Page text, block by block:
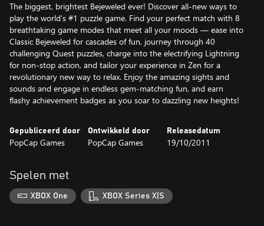
The biggest, brightest Bejeweled ever! Discover all-new ways to
play the world’s #1 puzzle game. Find your perfect match with 8
breathtaking game modes that meet all your moods — ease into
Classic Bejeweled for cascades of fun, journey through 40
challenging Quest puzzles, charge into the electrifying Lightning
for non-stop action, and tailor your experience in Zen for a
revolutionary new way to relax. Enjoy the amazing sights and
sounds and engage in endless gem-matching fun, and earn
flashy achievement badges as you soar to dazzling new heights!
Gepubliceerd door
PopCap Games
Ontwikkeld door
PopCap Games
Releasedatum
19/10/2011
Spelen met
XBOX One XBOX Series X|S